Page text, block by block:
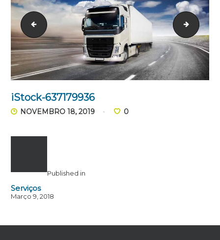
iStock-467362117_opt
iStock-637179936
NOVEMBRO 18, 2019 0
Published in
Serviços
Março 9, 2018